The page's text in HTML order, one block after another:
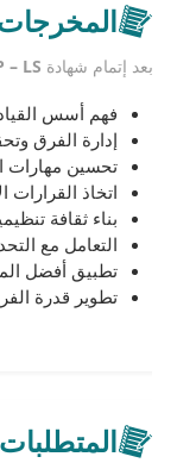
بعد إتمام شهادة – LS
فهم أسس
إدارة الفرق
تحسين مهارات
اتخاذ القرارات
بناء ثقافة
التعامل مع
تطبيق أفضل
تطوير قدرة
المتطلبات